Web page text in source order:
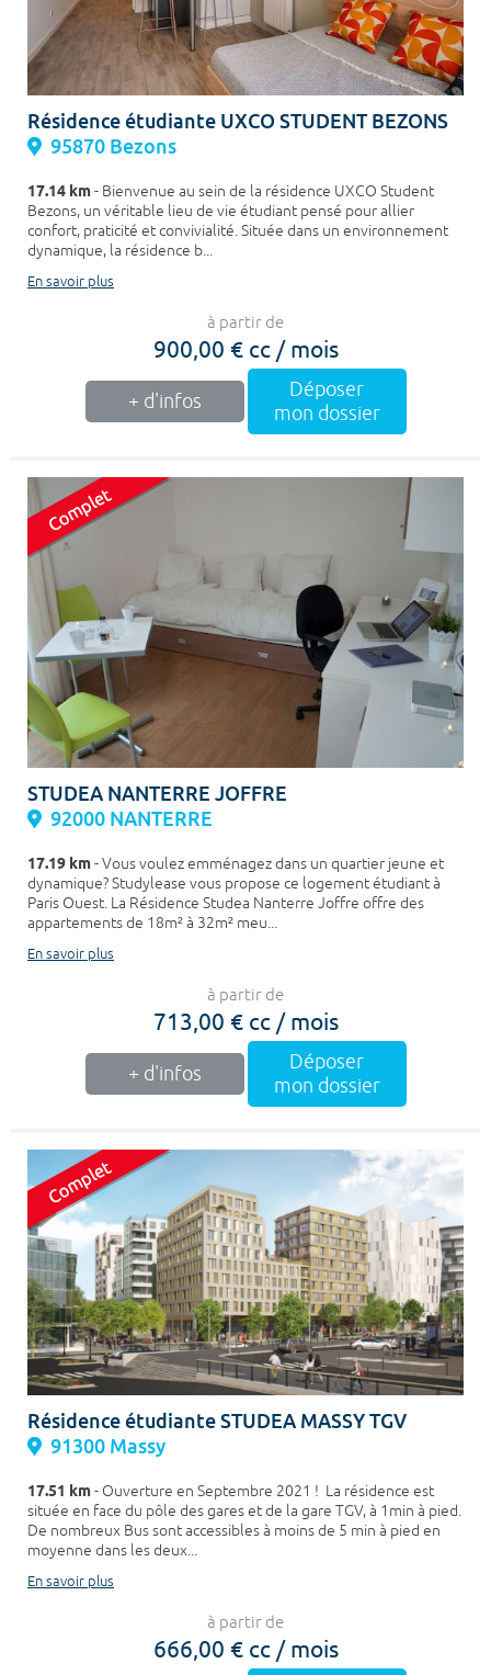
Résidence étudiante UXCO STUDENT BEZONS
95870 Bezons
17.14 km- Bienvenue au sein de la résidence UXCO Student
Bezons, un véritable lieu de vie étudiant pensé pour allier
confort, praticité et convivialité. Située dans un environnement
dynamique, la résidence b...
En savoir plus
à partir de
900,00 € cc / mois
+ d'infos
Déposer
mon dossier
STUDEA NANTERRE JOFFRE
92000 NANTERRE
17.19 km- Vous voulez emménagez dans un quartier jeune et
dynamique? Studylease vous propose ce logement étudiant à
Paris Ouest. La Résidence Studea Nanterre Joffre offre des
appartements de 18m² à 32m² meu...
En savoir plus
à partir de
713,00 € cc / mois
+ d'infos
Déposer
mon dossier
Résidence étudiante STUDEA MASSY TGV
91300 Massy
17.51 km- Ouverture en Septembre 2021 ! La résidence est
située en face du pôle des gares et de la gare TGV, à 1min à pied.
De nombreux Bus sont accessibles à moins de 5 min à pied en
moyenne dans les deux...
En savoir plus
à partir de
666,00 € cc / mois